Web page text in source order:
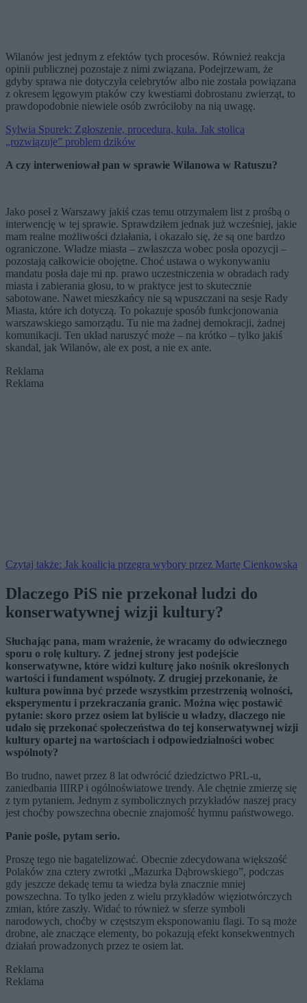
Wilanów jest jednym z efektów tych procesów. Również reakcja
opinii publicznej pozostaje z nimi związana. Podejrzewam, że
gdyby sprawa nie dotyczyła celebrytów albo nie została powiązana
z okresem lęgowym ptaków czy kwestiami dobrostanu zwierząt, to
prawdopodobnie niewiele osób zwróciłoby na nią uwagę.
Sylwia Spurek: Zgłoszenie, procedura, kula. Jak stolica
„rozwiązuje” problem dzików
A czy interweniował pan w sprawie Wilanowa w Ratuszu?
Jako poseł z Warszawy jakiś czas temu otrzymałem list z prośbą o
interwencję w tej sprawie. Sprawdziłem jednak już wcześniej, jakie
mam realne możliwości działania, i okazało się, że są one bardzo
ograniczone. Władze miasta – zwłaszcza wobec posła opozycji –
pozostają całkowicie obojętne. Choć ustawa o wykonywaniu
mandatu posła daje mi np. prawo uczestniczenia w obradach rady
miasta i zabierania głosu, to w praktyce jest to skutecznie
sabotowane. Nawet mieszkańcy nie są wpuszczani na sesje Rady
Miasta, które ich dotyczą. To pokazuje sposób funkcjonowania
warszawskiego samorządu. Tu nie ma żadnej demokracji, żadnej
komunikacji. Ten układ naruszyć może – na krótko – tylko jakiś
skandal, jak Wilanów, ale ex post, a nie ex ante.
Reklama
Reklama
Czytaj także: Jak koalicja przegra wybory przez Martę Cienkowską
Dlaczego PiS nie przekonał ludzi do
konserwatywnej wizji kultury?
Słuchając pana, mam wrażenie, że wracamy do odwiecznego
sporu o rolę kultury. Z jednej strony jest podejście
konserwatywne, które widzi kulturę jako nośnik określonych
wartości i fundament wspólnoty. Z drugiej przekonanie, że
kultura powinna być przede wszystkim przestrzenią wolności,
eksperymentu i przekraczania granic. Można więc postawić
pytanie: skoro przez osiem lat byliście u władzy, dlaczego nie
udało się przekonać społeczeństwa do tej konserwatywnej wizji
kultury opartej na wartościach i odpowiedzialności wobec
wspólnoty?
Bo trudno, nawet przez 8 lat odwrócić dziedzictwo PRL-u,
zaniedbania IIIRP i ogólnoświatowe trendy. Ale chętnie zmierzę się
z tym pytaniem. Jednym z symbolicznych przykładów naszej pracy
jest choćby powszechna obecnie znajomość hymnu państwowego.
Panie pośle, pytam serio.
Proszę tego nie bagatelizować. Obecnie zdecydowana większość
Polaków zna cztery zwrotki „Mazurka Dąbrowskiego”, podczas
gdy jeszcze dekadę temu ta wiedza była znacznie mniej
powszechna. To tylko jeden z wielu przykładów więziotwórczych
zmian, które zaszły. Widać to również w sferze symboli
narodowych, choćby w częstszym eksponowaniu flagi. To są może
drobne, ale znaczące elementy, bo pokazują efekt konsekwentnych
działań prowadzonych przez te osiem lat.
Reklama
Reklama